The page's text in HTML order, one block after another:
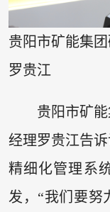
贵阳市矿能集
罗贵江
贵阳市矿
经理罗贵江告
精细化管理系
发，“我们要努